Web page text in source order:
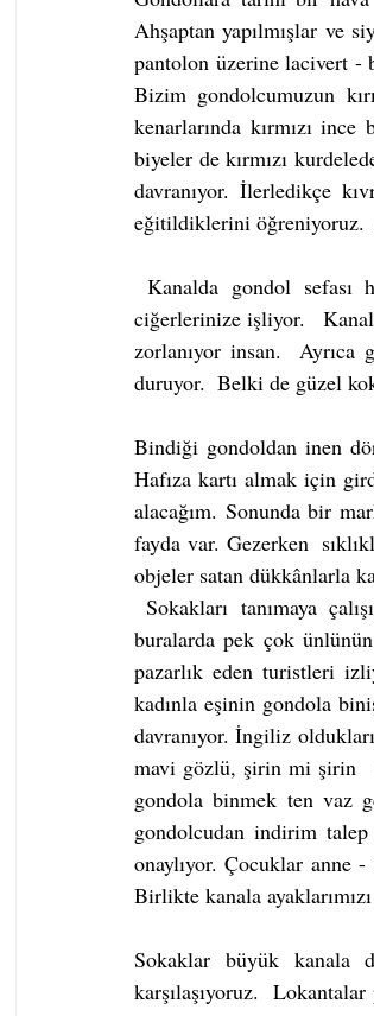
Ahşaptan yapılmışlar ve
pantolon üzerine lacivert -
Bizim gondolcumuzun
kenarlarında kırmızı
biyeler de kırmızı
davranıyor. İlerledikçe
eğitildiklerini öğreniyoruz.
ciğerlerinize işliyor.
zorlanıyor insan.
duruyor.  Belki de güzel
Bindiği gondoldan inen
Hafıza kartı almak için
alacağım. Sonunda bir
fayda var. Gezerken
objeler satan dükkânlarla
Sokakları tanımaya çalışıyoruz. Kanalların kenarındaki evlerin inanılmaz fiyata satıldığını  ve
buralarda pek çok
pazarlık eden turistleri
kadınla eşinin gondola
davranıyor. İngiliz
mavi gözlü, şirin mi şirin
gondola binmek ten vaz
gondolcudan indirim
onaylıyor. Çocuklar anne
Birlikte kanala
Sokaklar büyük kanala
karşılaşıyoruz.